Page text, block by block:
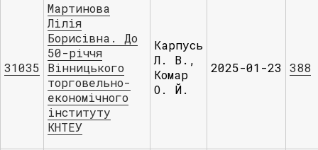
31035
Мартинова
Лілія
Борисівна. До
50-річчя
Вінницького
торговельно-
економічного
інституту
КНТЕУ
Карпусь
Л. В.,
Комар
О. Й.
2025-01-23 388